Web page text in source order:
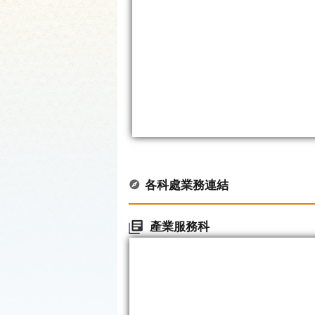
各科處業務連結
產業服務科